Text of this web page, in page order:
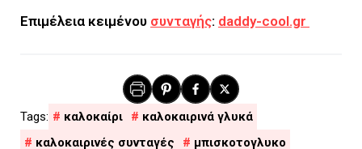
Επιμέλεια κειμένου συνταγής: daddy-cool.gr
καλοκαίρι
καλοκαιρινά γλυκά
καλοκαιρινές συνταγές
μπισκοτογλυκο